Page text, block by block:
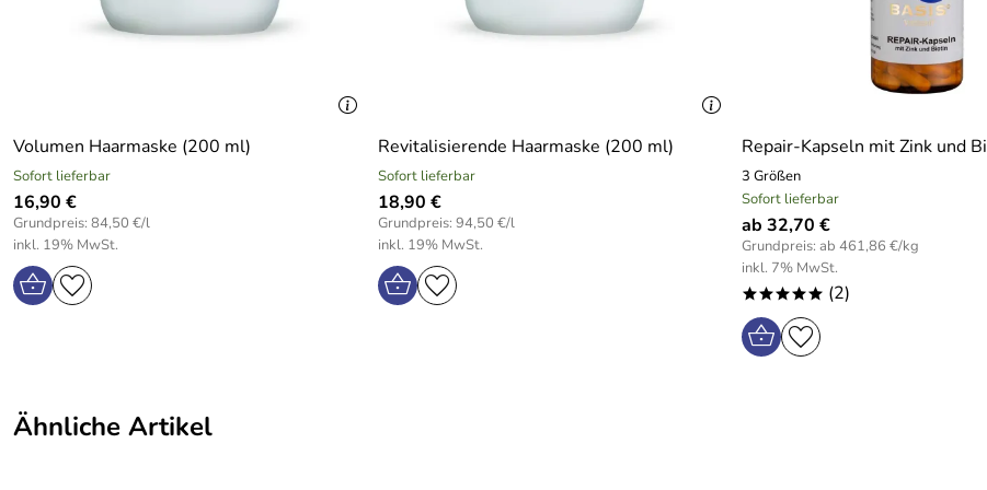
Acaibeereenöl:
Zink, Vitamin A, B1, B2 und B3 u. a.
Belastbarkeit und Haltevermögen steigerndes Aminosäure Protein.
Vitamin E:
Antioxidans, wirkungsvoll schützend gegen äußere Einflüsse.
Omega-9-Fettsäure:
mit hervorragenden pflegenden und glättenden Eigenschaften.
nähren intensiv und geben Geschmeidigkeit.
Reisproteine und Erythritol:
verfügen über eine intensiv feuchtigkeitsspendende Wirkung.
Vielen Dank an NCM für den sehr guten Service.
Kaufdatum: 04.12.2017
Volumen Haarmaske (200 ml)
Sofort lieferbar
16,90 €
Grundpreis: 84,50 €/l
inkl. 19% MwSt.
Revitalisierende Haarmaske (200 ml)
Sofort lieferbar
18,90 €
Grundpreis: 94,50 €/l
inkl. 19% MwSt.
Repair-Kapseln mit Zink und
3 Größen
Sofort lieferbar
ab 32,70 €
Grundpreis: ab 461,86 €/kg
inkl. 7% MwSt.
***** (2)
Ähnliche Artikel